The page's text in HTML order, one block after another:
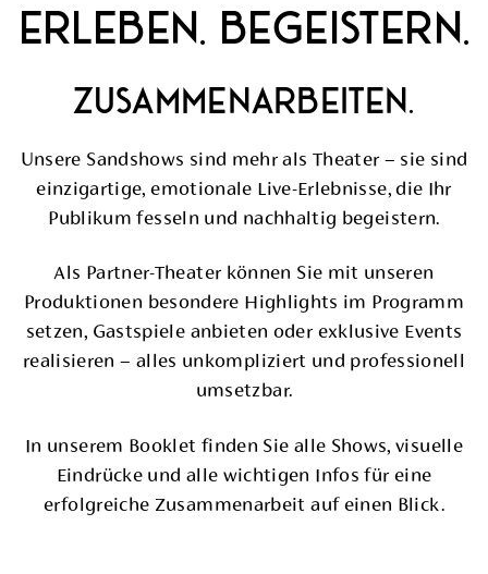
ERLEBEN. BEGEISTERN.
ZUSAMMENARBEITEN.
Unsere Sandshows sind mehr als Theater – sie sind
einzigartige, emotionale Live-Erlebnisse, die Ihr
Publikum fesseln und nachhaltig begeistern.
Als Partner-Theater können Sie mit unseren
Produktionen besondere Highlights im Programm
setzen, Gastspiele anbieten oder exklusive Events
realisieren – alles unkompliziert und professionell
umsetzbar.
In unserem Booklet finden Sie alle Shows, visuelle
Eindrücke und alle wichtigen Infos für eine
erfolgreiche Zusammenarbeit auf einen Blick.